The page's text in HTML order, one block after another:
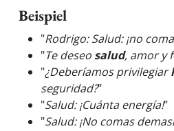
Beispiel
"Rodrigo: Salud: ¡no
"Te deseo salud, amor y
"¿Deberíamos privilegiar
seguridad?"
"Salud: ¡Cuánta energía!"
"Salud: ¡No comas